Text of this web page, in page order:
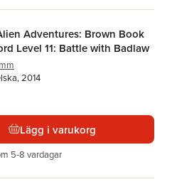
Adventures: Brown Book
Level 11: Battle with Badlaw
2014
Lägg i varukorg
5-8 vardagar